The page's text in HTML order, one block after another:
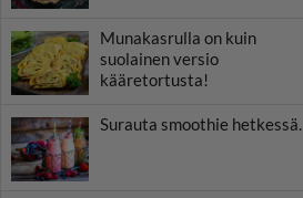
Munakasrulla on kuin
suolainen versio
kääretortusta!
Surauta smoothie hetkessä.